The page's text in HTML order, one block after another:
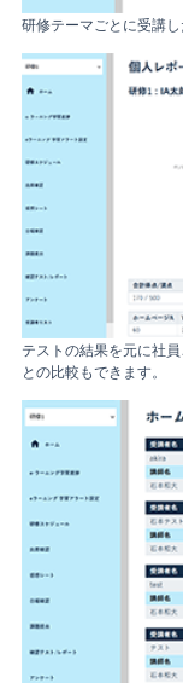
研修テーマごとに受講
テストの結果を元に社
との比較もできます。